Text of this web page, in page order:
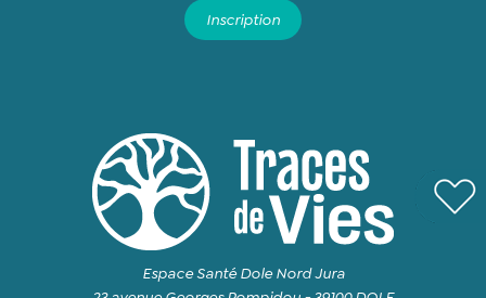
Espace Santé Dole Nord Jura